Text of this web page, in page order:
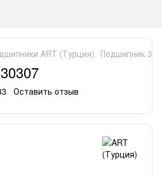
ART (Турция) Подшипник
Оставить отзыв